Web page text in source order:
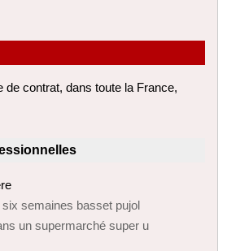
de contrat, dans toute la France,
semaines basset pujol
un supermarché super u